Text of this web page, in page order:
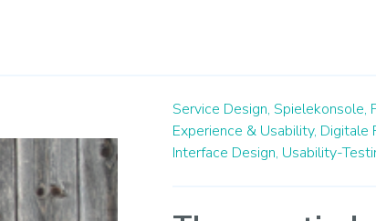
Service Design, Spielekonsole,
Experience & Usability, Digitale
Interface Design, Usability-